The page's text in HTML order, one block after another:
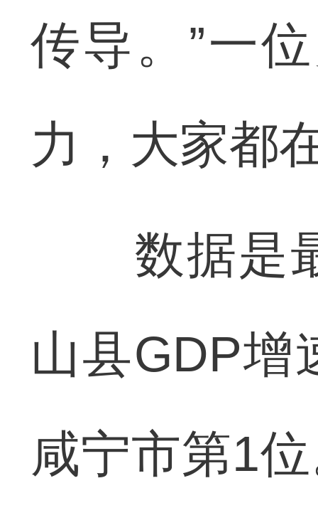
传导。”一
力，大家都
数据是最
山县GDP增
咸宁市第1